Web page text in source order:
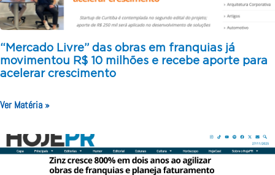
“Mercado Livre” das obras em franquias já
movimentou R$ 10 milhões e recebe aporte para
acelerar crescimento
Ver Matéria »